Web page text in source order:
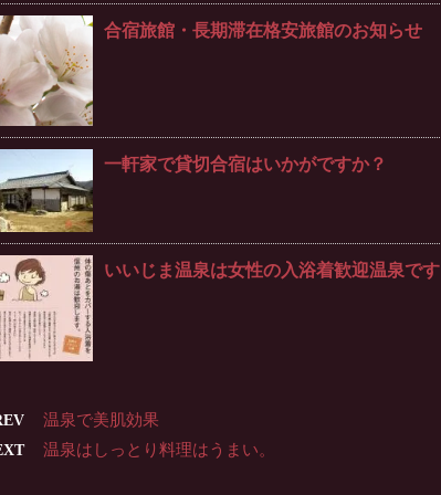
合宿旅館・長期滞在格安旅館のお知らせ
一軒家で貸切合宿はいかがですか？
いいじま温泉は女性の入浴着歓迎温泉です
温泉で美肌効果
温泉はしっとり料理はうまい。